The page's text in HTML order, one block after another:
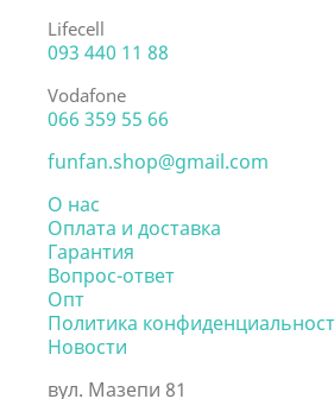
Lifecell
093 440 11 88
Vodafone
066 359 55 66
funfan.shop@gmail.com
О нас
Оплата и доставка
Гарантия
Вопрос-ответ
Опт
Политика
Новости
вул. Мазепи 81